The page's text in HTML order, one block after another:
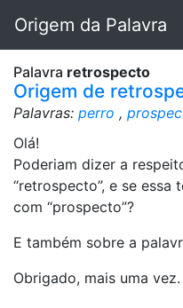
Origem da Palavra
Palavra retrospecto
Origem de
Palavras: perro ,
Olá!
Poderiam dizer a
“retrospecto”, e se essa
com “prospecto”?
E também sobre a
Obrigado, mais uma vez.